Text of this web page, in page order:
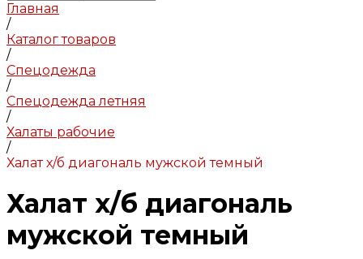
Главная
/
Каталог товаров
/
Спецодежда
/
Спецодежда летняя
/
Халаты рабочие
/
Халат х/б диагональ мужской темный
Халат х/б диагональ
мужской темный